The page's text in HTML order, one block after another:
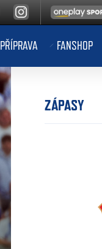
PŘÍPRAVA FANSHOP
ZÁPASY